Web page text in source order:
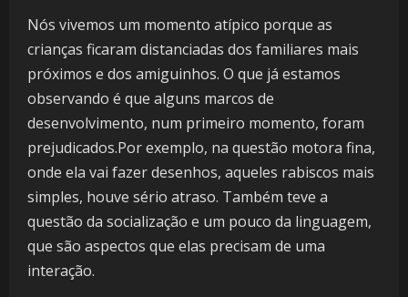
Nós vivemos um momento atípico porque as
crianças ficaram distanciadas dos familiares mais
próximos e dos amiguinhos. O que já estamos
observando é que alguns marcos de
desenvolvimento, num primeiro momento, foram
prejudicados.Por exemplo, na questão motora fina,
onde ela vai fazer desenhos, aqueles rabiscos mais
simples, houve sério atraso. Também teve a
questão da socialização e um pouco da linguagem,
que são aspectos que elas precisam de uma
interação.